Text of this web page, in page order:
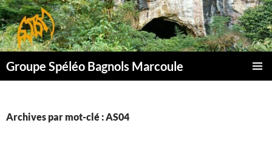
Aller
au
contenu
Groupe Spéléo Bagnols Marcoule
Archives par mot-clé : AS04